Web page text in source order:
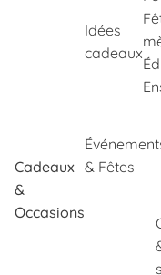
Cadeaux
&
Occasions
Idées
cadeaux
& Fêtes